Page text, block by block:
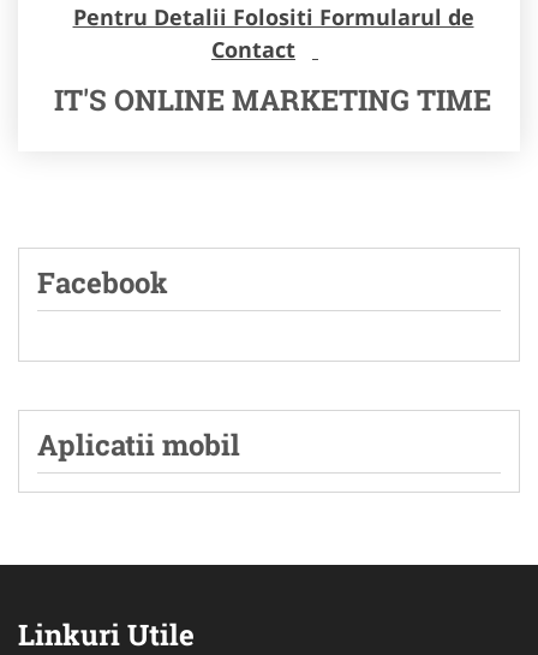
Pentru Detalii Folositi Formularul de
Contact
IT'S ONLINE MARKETING TIME
Facebook
Aplicatii mobil
Linkuri Utile